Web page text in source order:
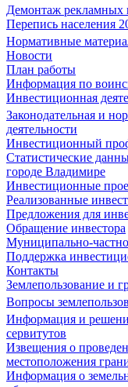
Демонтаж рекламных
Перепись населения
Нормативные
Новости
План работы
Информация по
Инвестиционная
Законодательная и
деятельности
Инвестиционный
Статистические
городе Владимире
Инвестиционные
Реализованные
Предложения для
Обращение инвестора
Муниципально-
Поддержка
Контакты
Землепользование и
Вопросы
Информация и
сервитутов
Извещения о
местоположения
Информация о